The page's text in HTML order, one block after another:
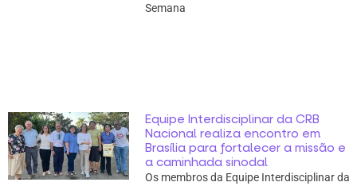
Semana
Equipe Interdisciplinar da CRB
Nacional realiza encontro em
Brasília para fortalecer a missão e
a caminhada sinodal
Os membros da Equipe Interdisciplinar da